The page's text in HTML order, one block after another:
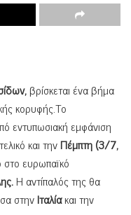
βρίσκεται ένα βήμα
κορυφής.Το
εντυπωσιακή εμφάνιση
και τηνΠέμπτη (3/7,
στο ευρωπαϊκό
Η αντίπαλός της θα
στηνΙταλίακαι την